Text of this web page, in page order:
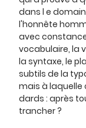
dans l e
l'honnête
avec
vocabulaire, la
la syntaxe, le
subtils de la
mais à laquelle
dards : après
trancher ?